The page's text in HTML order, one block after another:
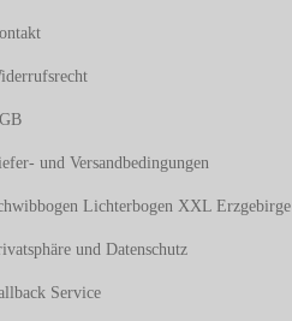
und Versandbedingungen
Lichterbogen XXL Erzgebirge
und Datenschutz
Service